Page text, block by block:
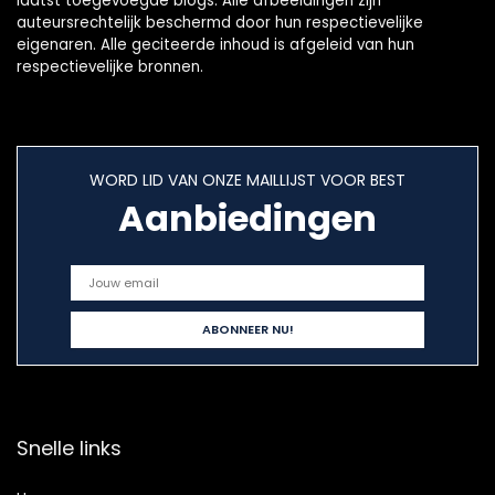
auteursrechtelijk beschermd door hun respectievelijke
eigenaren. Alle geciteerde inhoud is afgeleid van hun
respectievelijke bronnen.
WORD LID VAN ONZE MAILLIJST VOOR BEST
Aanbiedingen
Snelle links